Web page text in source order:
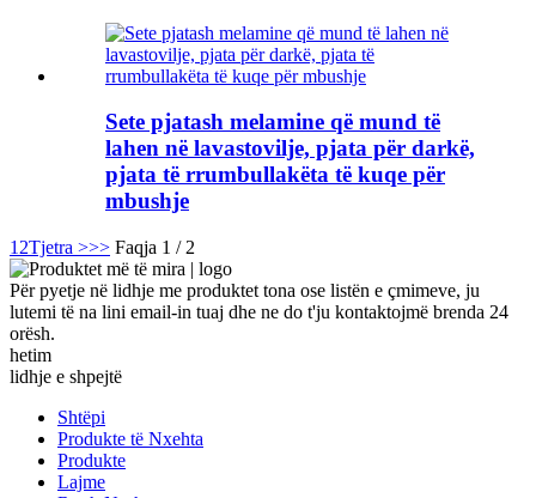
Sete pjatash melamine që mund të
lahen në lavastovilje, pjata për darkë,
pjata të rrumbullakëta të kuqe për
mbushje
1 2Tjetra >>> Faqja 1 / 2
Për pyetje në lidhje me produktet tona ose listën e çmimeve, ju
lutemi të na lini email-in tuaj dhe ne do t'ju kontaktojmë brenda 24
orësh.
hetim
lidhje e shpejtë
Shtëpi
Produkte të Nxehta
Produkte
Lajme